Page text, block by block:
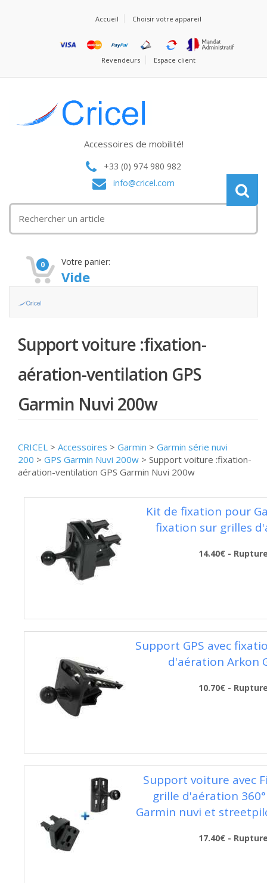
Accueil Choisir votre appareil
Revendeurs Espace client
Accessoires de mobilité!
+33 (0) 974 980 982
info@cricel.com
0 Votre panier:
Vide
Support voiture :fixation-
aération-ventilation GPS
Garmin Nuvi 200w
CRICEL > Accessoires > Garmin > Garmin série nuvi
200 > GPS Garmin Nuvi 200w > Support voiture :fixation-
aération-ventilation GPS Garmin Nuvi 200w
Kit de fixation pour
fixation sur grilles
14.40€ -
Support GPS avec
d'aération Arkon
10.70€ -
Support voiture avec
grille d'aération
Garmin nuvi et
17.40€ -